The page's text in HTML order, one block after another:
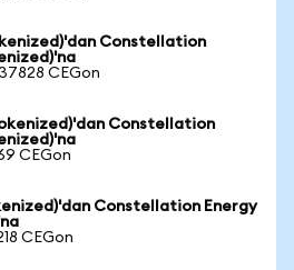
Constellation
CEGon
Constellation
CEGon
Constellation Energy
CEGon